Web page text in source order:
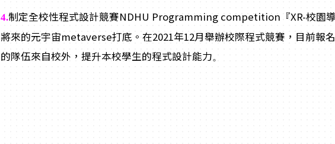
4.制定全校性程式設計競賽NDHU Programming competition『XR-校園
將來的元宇宙metaverse打底。在2021年12月舉辦校際程式競賽，目前報
的隊伍來自校外，提升本校學生的程式設計能力。